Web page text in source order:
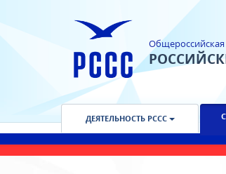
ДЕЯТЕЛЬНОСТЬ РССС